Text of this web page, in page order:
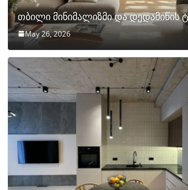
თბილი მინიმალიზმი და დედამიწის
May 26, 2026